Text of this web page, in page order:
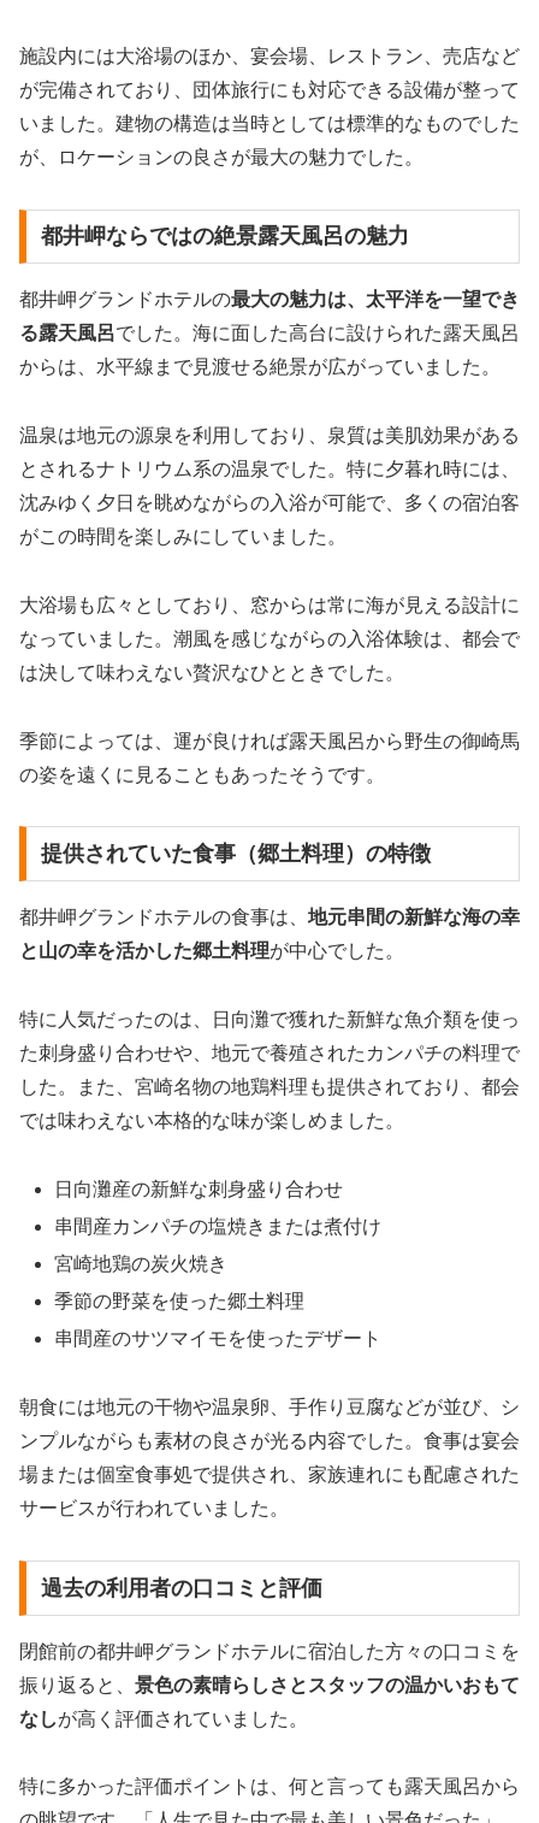
施設内には大浴場のほか、宴会場、レストラン、売店など
が完備されており、団体旅行にも対応できる設備が整って
いました。建物の構造は当時としては標準的なものでした
が、ロケーションの良さが最大の魅力でした。
都井岬ならではの絶景露天風呂の魅力
都井岬グランドホテルの最大の魅力は、太平洋を一望でき
る露天風呂でした。海に面した高台に設けられた露天風呂
からは、水平線まで見渡せる絶景が広がっていました。
温泉は地元の源泉を利用しており、泉質は美肌効果がある
とされるナトリウム系の温泉でした。特に夕暮れ時には、
沈みゆく夕日を眺めながらの入浴が可能で、多くの宿泊客
がこの時間を楽しみにしていました。
大浴場も広々としており、窓からは常に海が見える設計に
なっていました。潮風を感じながらの入浴体験は、都会で
は決して味わえない贅沢なひとときでした。
季節によっては、運が良ければ露天風呂から野生の御崎馬
の姿を遠くに見ることもあったそうです。
提供されていた食事（郷土料理）の特徴
都井岬グランドホテルの食事は、 地元串間の新鮮な海の幸
と山の幸を活かした郷土料理が中心でした。
特に人気だったのは、日向灘で獲れた新鮮な魚介類を使っ
た刺身盛り合わせや、地元で養殖されたカンパチの料理で
した。また、宮崎名物の地鶏料理も提供されており、都会
では味わえない本格的な味が楽しめました。
日向灘産の新鮮な刺身盛り合わせ
串間産カンパチの塩焼きまたは煮付け
宮崎地鶏の炭火焼き
季節の野菜を使った郷土料理
串間産のサツマイモを使ったデザート
朝食には地元の干物や温泉卵、手作り豆腐などが並び、シ
ンプルながらも素材の良さが光る内容でした。食事は宴会
場または個室食事処で提供され、家族連れにも配慮された
サービスが行われていました。
過去の利用者の口コミと評価
閉館前の都井岬グランドホテルに宿泊した方々の口コミを
振り返ると、 景色の素晴らしさとスタッフの温かいおもて
なしが高く評価されていました。
特に多かった評価ポイントは、何と言っても露天風呂から